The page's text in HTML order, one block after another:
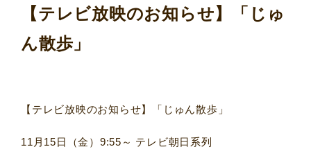
【テレビ放映のお知らせ】「じゅ
ん散歩」
【テレビ放映のお知らせ】「じゅん散歩」
11月15日（金）9:55～ テレビ朝日系列